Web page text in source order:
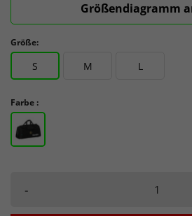
Größendiagramm
Größe:
S M L
Farbe :
-